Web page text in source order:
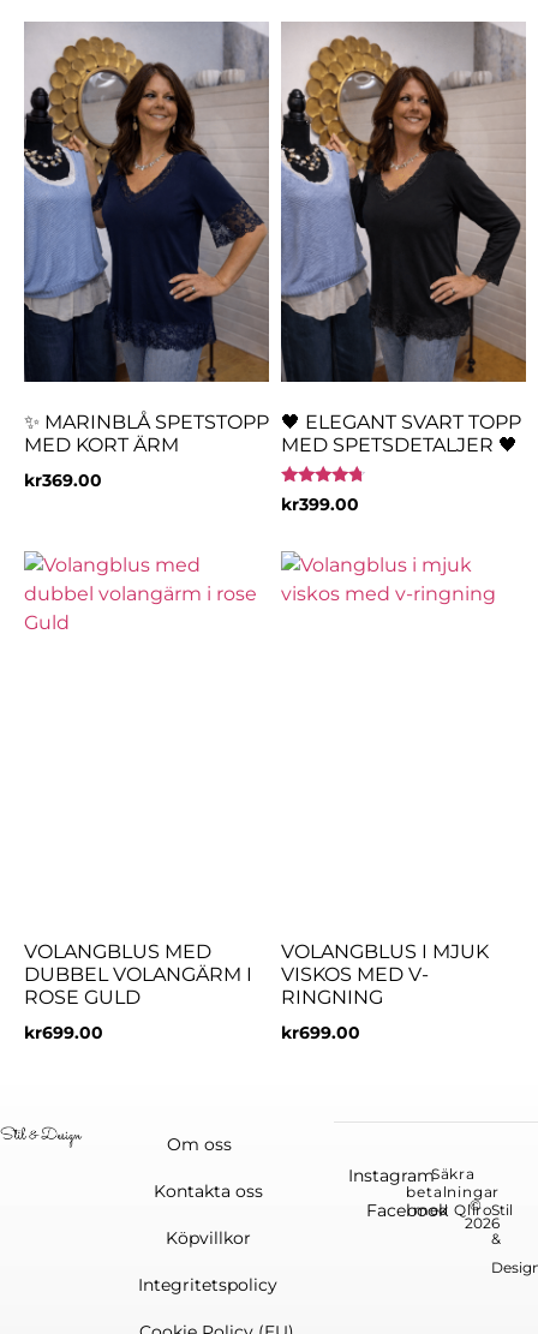
✨ MARINBLÅ SPETSTOPP
MED KORT ÄRM
kr369.00
🖤 ELEGANT SVART TOPP
MED SPETSDETALJER 🖤
Betygsatt
4.50
kr399.00
VOLANGBLUS MED
DUBBEL VOLANGÄRM I
ROSE GULD
kr699.00
VOLANGBLUS I MJUK
VISKOS MED V-
RINGNING
kr699.00
Om oss
Kontakta oss
Köpvillkor
Integritetspolicy
©
2026
Stil
&
Instagram
Facebook
Säkra
betalningar
med Qliro